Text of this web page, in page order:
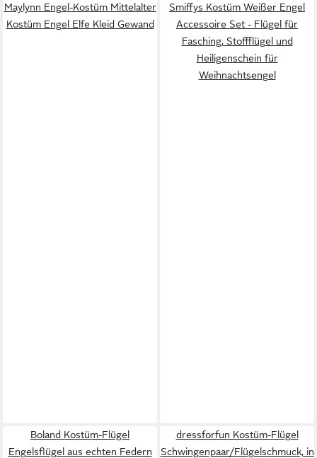
Maylynn Engel-Kostüm Mittelalter
Kostüm Engel Elfe Kleid Gewand
Smiffys Kostüm Weißer Engel
Accessoire Set - Flügel für
Fasching, Stoffflügel und
Heiligenschein für
Weihnachtsengel
Boland Kostüm-Flügel
Engelsflügel aus echten Federn
dressforfun Kostüm-Flügel
Schwingenpaar/Flügelschmuck, in